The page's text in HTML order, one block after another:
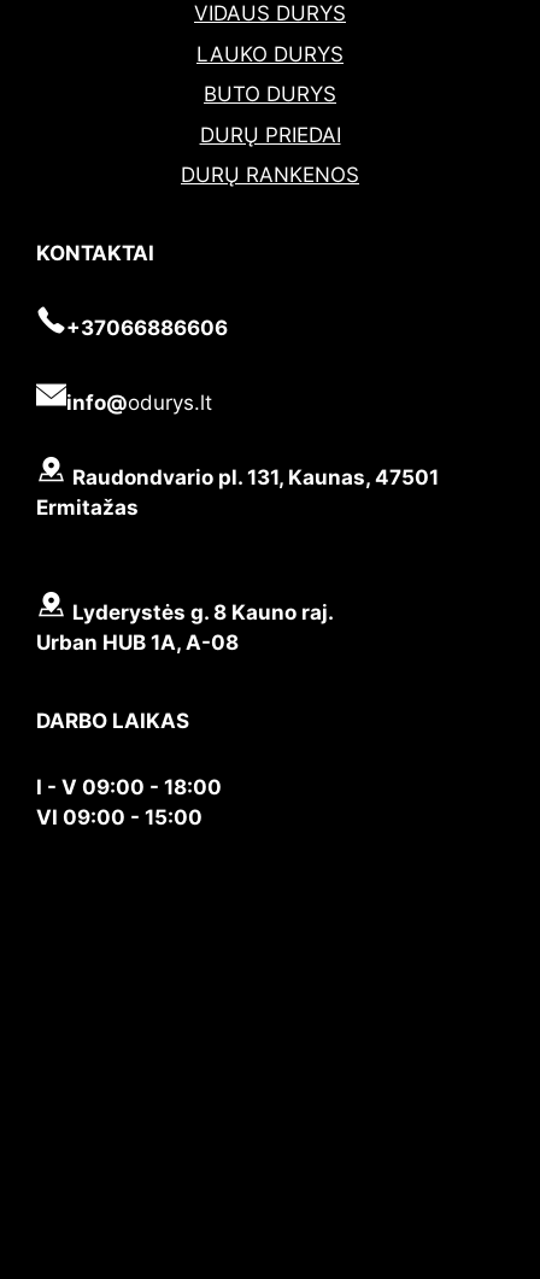
VIDAUS DURYS
LAUKO DURYS
BUTO DURYS
DURŲ PRIEDAI
DURŲ RANKENOS
KONTAKTAI
+37066886606
info@odurys.lt
Raudondvario pl. 131, Kaunas, 47501
Ermitažas
Lyderystės g. 8 Kauno raj.
Urban HUB 1A, A-08
DARBO LAIKAS
I - V 09:00 - 18:00
VI 09:00 - 15:00